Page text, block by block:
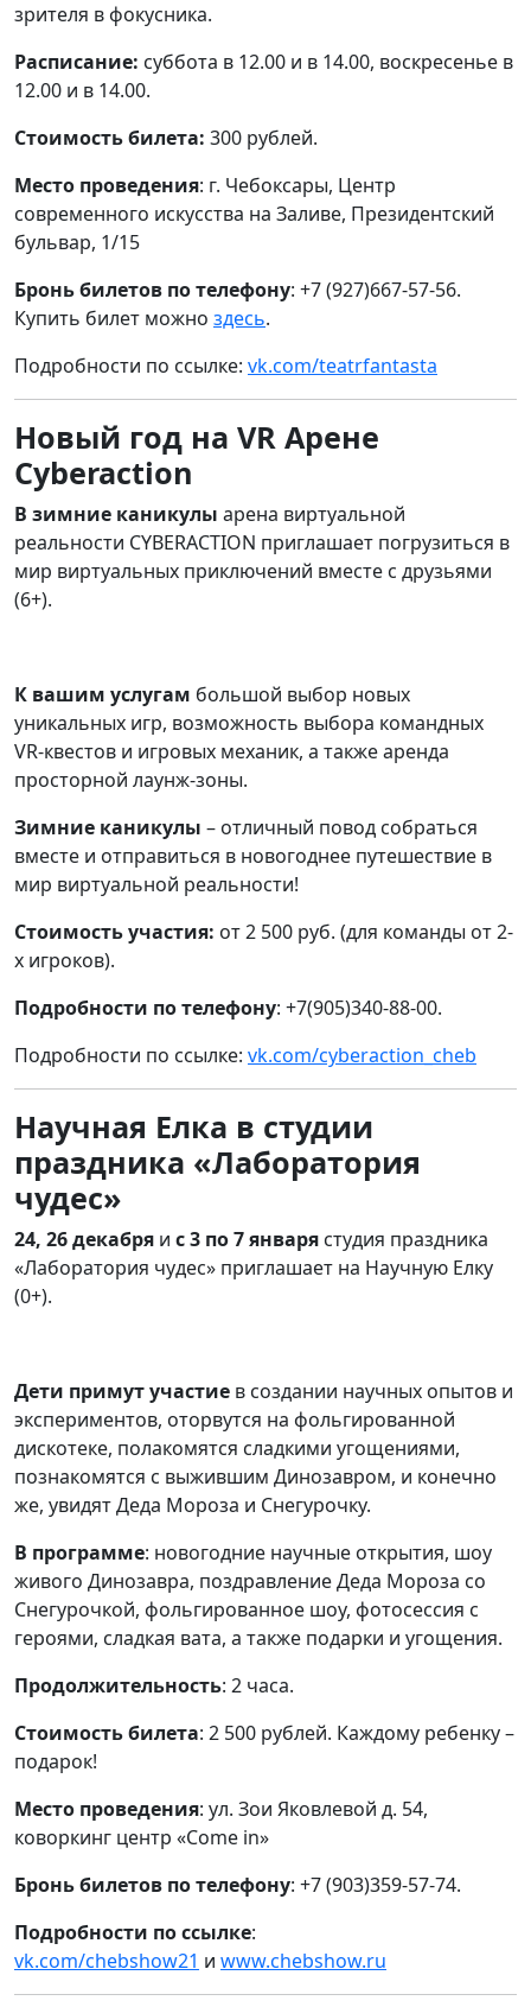
зрителя в фокусника.
Расписание: суббота в 12.00 и в 14.00, воскресенье в
12.00 и в 14.00.
Стоимость билета: 300 рублей.
Место проведения: г. Чебоксары, Центр
современного искусства на Заливе, Президентский
бульвар, 1/15
Бронь билетов по телефону: +7 (927)667-57-56.
Купить билет можно здесь.
Подробности по ссылке: vk.com/teatrfantasta
Новый год на VR Арене
Cyberaction
В зимние каникулы арена виртуальной
реальности CYBERACTION приглашает погрузиться в
мир виртуальных приключений вместе с друзьями
(6+).
К вашим услугам большой выбор новых
уникальных игр, возможность выбора командных
VR-квестов и игровых механик, а также аренда
просторной лаунж-зоны.
Зимние каникулы – отличный повод собраться
вместе и отправиться в новогоднее путешествие в
мир виртуальной реальности!
Стоимость участия: от 2 500 руб. (для команды от 2-
х игроков).
Подробности по телефону: +7(905)340-88-00.
Подробности по ссылке: vk.com/cyberaction_cheb
Научная Елка в студии
праздника «Лаборатория
чудес»
24, 26 декабря и с 3 по 7 января студия праздника
«Лаборатория чудес» приглашает на Научную Елку
(0+).
Дети примут участие в создании научных опытов и
экспериментов, оторвутся на фольгированной
дискотеке, полакомятся сладкими угощениями,
познакомятся с выжившим Динозавром, и конечно
же, увидят Деда Мороза и Снегурочку.
В программе: новогодние научные открытия, шоу
живого Динозавра, поздравление Деда Мороза со
Снегурочкой, фольгированное шоу, фотосессия с
героями, сладкая вата, а также подарки и угощения.
Продолжительность: 2 часа.
Стоимость билета: 2 500 рублей. Каждому ребенку –
подарок!
Место проведения: ул. Зои Яковлевой д. 54,
коворкинг центр «Come in»
Бронь билетов по телефону: +7 (903)359-57-74.
Подробности по ссылке:
vk.com/chebshow21 и www.chebshow.ru